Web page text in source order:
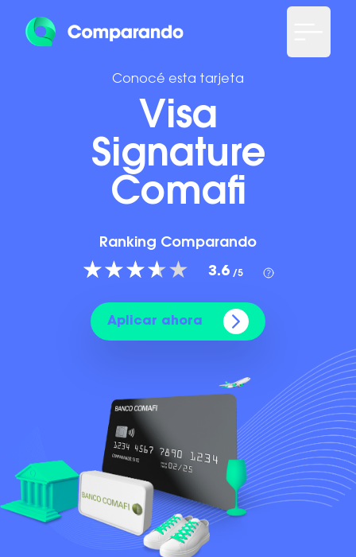
Conocé esta tarjeta
Visa
Signature
Comafi
Ranking Comparando
3.6 /5
Aplicar ahora